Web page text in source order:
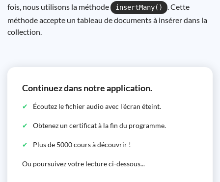
fois, nous utilisons la méthode
insertMany()
. Cette
méthode accepte un tableau de documents à insérer dans la
collection.
Continuez dans notre application.
Écoutez le fichier audio avec l'écran éteint.
Obtenez un certificat à la fin du programme.
Plus de 5000 cours à découvrir !
Ou poursuivez votre lecture ci-dessous...